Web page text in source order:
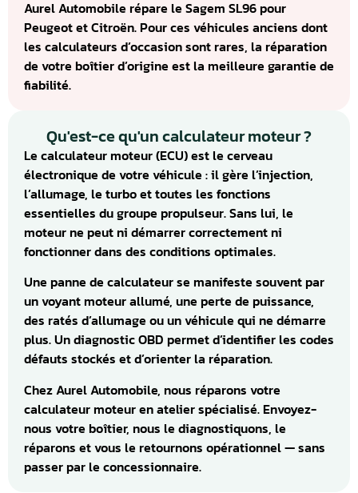
Aurel Automobile répare le Sagem SL96 pour
Peugeot et Citroën. Pour ces véhicules anciens dont
les calculateurs d’occasion sont rares, la réparation
de votre boîtier d’origine est la meilleure garantie de
fiabilité.
Qu'est-ce qu'un calculateur moteur ?
Le calculateur moteur (ECU) est le cerveau
électronique de votre véhicule : il gère l’injection,
l’allumage, le turbo et toutes les fonctions
essentielles du groupe propulseur. Sans lui, le
moteur ne peut ni démarrer correctement ni
fonctionner dans des conditions optimales.
Une panne de calculateur se manifeste souvent par
un voyant moteur allumé, une perte de puissance,
des ratés d’allumage ou un véhicule qui ne démarre
plus. Un diagnostic OBD permet d’identifier les codes
défauts stockés et d’orienter la réparation.
Chez Aurel Automobile, nous réparons votre
calculateur moteur en atelier spécialisé. Envoyez-
nous votre boîtier, nous le diagnostiquons, le
réparons et vous le retournons opérationnel — sans
passer par le concessionnaire.